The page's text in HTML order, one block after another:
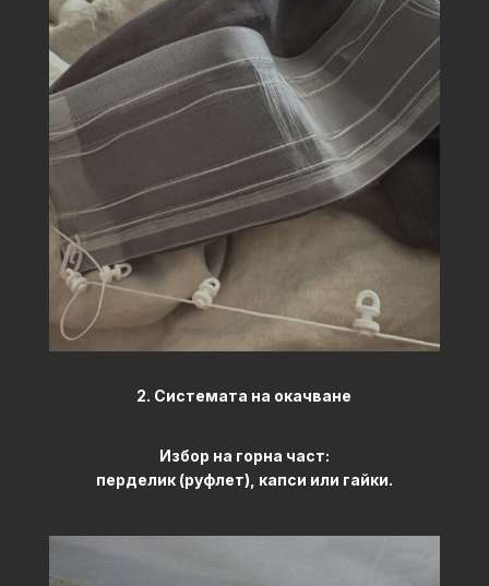
2. Системата на окачване
Избор на горна част:
перделик (руфлет), капси или гайки.